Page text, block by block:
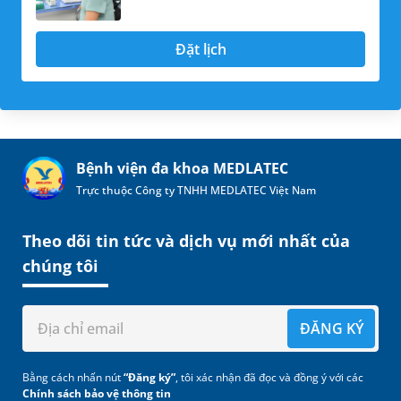
Đặt lịch
Bệnh viện đa khoa MEDLATEC
Trực thuộc Công ty TNHH MEDLATEC Việt Nam
Theo dõi tin tức và dịch vụ mới nhất của
chúng tôi
ĐĂNG KÝ
Bằng cách nhấn nút“Đăng ký”, tôi xác nhận đã đọc và đồng ý với các
Chính sách bảo vệ thông tin